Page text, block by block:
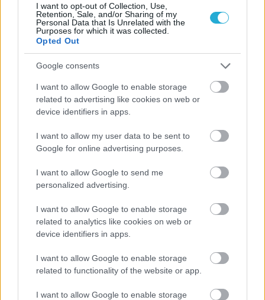
I want to opt-out of Collection, Use,
Retention, Sale, and/or Sharing of my
Personal Data that Is Unrelated with the
Purposes for which it was collected.
Opted Out
Google consents
I want to allow Google to enable storage
related to advertising like cookies on web or
device identifiers in apps.
I want to allow my user data to be sent to
Google for online advertising purposes.
I want to allow Google to send me
personalized advertising.
I want to allow Google to enable storage
related to analytics like cookies on web or
device identifiers in apps.
I want to allow Google to enable storage
related to functionality of the website or app.
I want to allow Google to enable storage
Aκολουθήστε μας
παντού…